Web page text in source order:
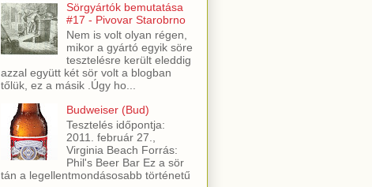
Sörgyártók bemutatása
#17 - Pivovar Starobrno
Nem is volt olyan régen,
mikor a gyártó egyik söre
tesztelésre került eleddig
azzal együtt két sör volt a blogban
tőlük, ez a másik .Úgy ho...
Budweiser (Bud)
Tesztelés időpontja:
2011. február 27.,
Virginia Beach Forrás:
Phil's Beer Bar Ez a sör
tán a legellentmondásosabb történetű